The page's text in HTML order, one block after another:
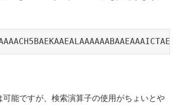
能ですが、検索演算子の使用がちょいとや